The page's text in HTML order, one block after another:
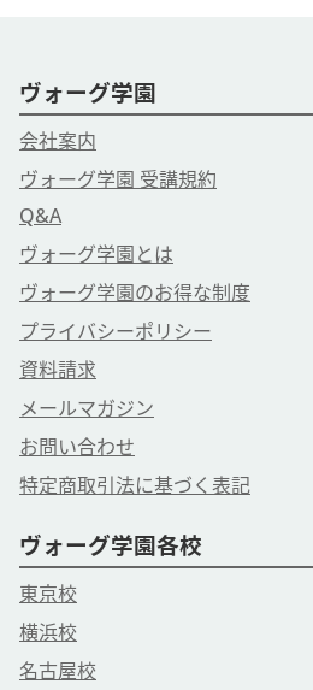
ヴォーグ学園
会社案内
ヴォーグ学園 受講規約
Q&A
ヴォーグ学園とは
ヴォーグ学園のお得な制度
プライバシーポリシー
資料請求
メールマガジン
お問い合わせ
特定商取引法に基づく表記
ヴォーグ学園各校
東京校
横浜校
名古屋校